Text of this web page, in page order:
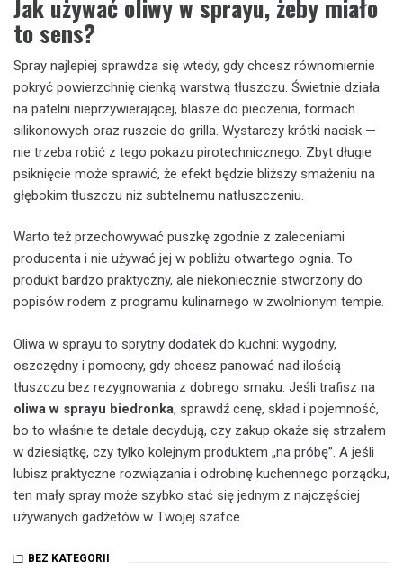
Jak używać oliwy w sprayu, żeby miało
to sens?
Spray najlepiej sprawdza się wtedy, gdy chcesz równomiernie
pokryć powierzchnię cienką warstwą tłuszczu. Świetnie działa
na patelni nieprzywierającej, blasze do pieczenia, formach
silikonowych oraz ruszcie do grilla. Wystarczy krótki nacisk —
nie trzeba robić z tego pokazu pirotechnicznego. Zbyt długie
psiknięcie może sprawić, że efekt będzie bliższy smażeniu na
głębokim tłuszczu niż subtelnemu natłuszczeniu.
Warto też przechowywać puszkę zgodnie z zaleceniami
producenta i nie używać jej w pobliżu otwartego ognia. To
produkt bardzo praktyczny, ale niekoniecznie stworzony do
popisów rodem z programu kulinarnego w zwolnionym tempie.
Oliwa w sprayu to sprytny dodatek do kuchni: wygodny,
oszczędny i pomocny, gdy chcesz panować nad ilością
tłuszczu bez rezygnowania z dobrego smaku. Jeśli trafisz na
oliwa w sprayu biedronka, sprawdź cenę, skład i pojemność,
bo to właśnie te detale decydują, czy zakup okaże się strzałem
w dziesiątkę, czy tylko kolejnym produktem „na próbę”. A jeśli
lubisz praktyczne rozwiązania i odrobinę kuchennego porządku,
ten mały spray może szybko stać się jednym z najczęściej
używanych gadżetów w Twojej szafce.
BEZ KATEGORII